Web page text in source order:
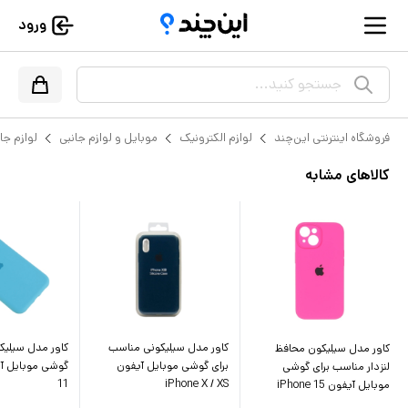
ورود
جستجو کنید...
فروشگاه اینترنتی این‌چند لوازم الکترونیک موبایل و لوازم جانبی لوازم
کالاهای مشابه
کاور مدل سیلیکون محافظ
لنزدار مناسب برای گوشی
موبایل آیفون iPhone 15
کاور مدل سیلیکونی مناسب
برای گوشی موبایل آیفون
iPhone X / XS
کاور مدل
11